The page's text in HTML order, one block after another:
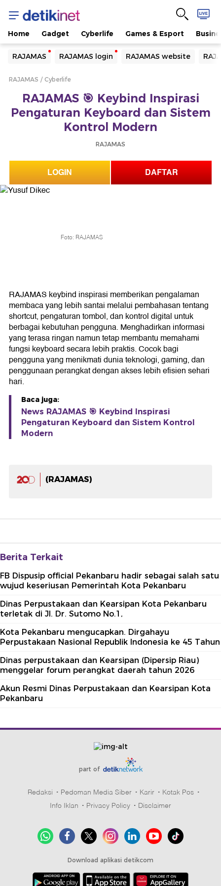
Home Gadget Cyberlife Games & Esport
RAJAMAS RAJAMAS login RAJAMAS website
Yang sedang ramai dicari
Loading...
Loading...
RAJAMAS Cyberlife
RAJAMAS 🎯 Keybind Inspirasi
Pengaturan Keyboard dan Sistem
Kontrol Modern
RAJAMAS
LOGIN DAFTAR
Foto: RAJAMAS
RAJAMAS keybind inspirasi memberikan pengalaman
membaca yang lebih santai melalui pembahasan tentang
shortcut, pengaturan tombol, dan kontrol digital untuk
berbagai kebutuhan pengguna. Menghadirkan informasi
yang terasa ringan namun tetap membantu memahami
fungsi keyboard secara lebih praktis. Cocok bagi
pengguna yang menikmati dunia teknologi, gaming, dan
penggunaan perangkat dengan akses lebih efisien sehari
hari.
Baca juga:
News RAJAMAS 🎯 Keybind Inspirasi
Pengaturan Keyboard dan Sistem Kontrol
Modern
(RAJAMAS)
Berita Terkait
FB Dispusip official Pekanbaru hadir sebagai salah satu
wujud keseriusan Pemerintah Kota Pekanbaru
Dinas Perpustakaan dan Kearsipan Kota Pekanbaru
terletak di Jl. Dr. Sutomo No.1,
Kota Pekanbaru mengucapkan. Dirgahayu
Perpustakaan Nasional Republik Indonesia ke 45 Tahun
Dinas perpustakaan dan Kearsipan (Dipersip Riau)
menggelar forum perangkat daerah tahun 2026
Akun Resmi Dinas Perpustakaan dan Kearsipan Kota
Pekanbaru
part of
Redaksi Pedoman Media Siber Karir
Kotak Pos
Info Iklan
Privacy Policy Disclaimer
Download aplikasi detikcom